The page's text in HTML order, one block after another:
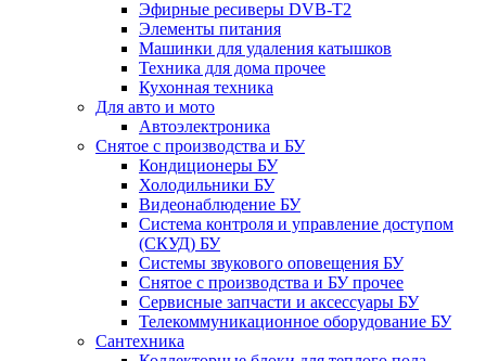
Эфирные ресиверы DVB-T2
Элементы питания
Машинки для удаления катышков
Техника для дома прочее
Кухонная техника
Для авто и мото
Автоэлектроника
Снятое с производства и БУ
Кондиционеры БУ
Холодильники БУ
Видеонаблюдение БУ
Система контроля и управление доступом
(СКУД) БУ
Системы звукового оповещения БУ
Снятое с производства и БУ прочее
Сервисные запчасти и аксессуары БУ
Телекоммуникационное оборудование БУ
Сантехника